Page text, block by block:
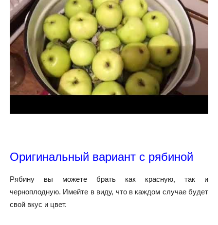
Оригинальный вариант с рябиной
Рябину вы можете брать как красную, так и
черноплодную. Имейте в виду, что в каждом случае будет
свой вкус и цвет.